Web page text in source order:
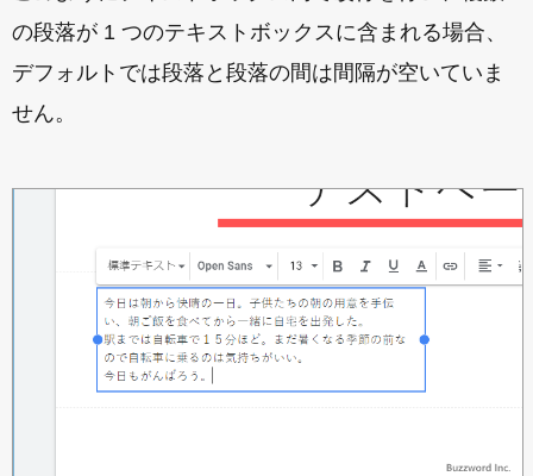
の段落が 1 つのテキストボックスに含まれる場合、
デフォルトでは段落と段落の間は間隔が空いていま
せん。